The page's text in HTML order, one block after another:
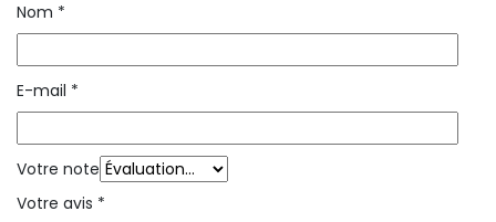
Nom *
E-mail *
Votre note
Votre avis *